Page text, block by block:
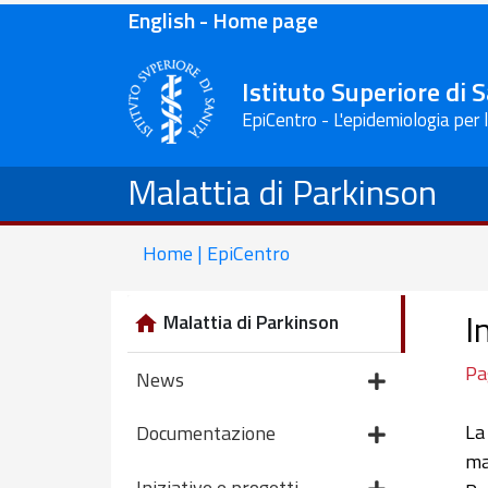
English - Home page
Istituto Superiore di
EpiCentro - L'epidemiologia
Malattia di Parkinson
Home | EpiCentro
Malattia di Parkinson
News
Documentazione